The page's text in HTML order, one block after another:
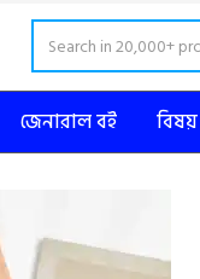
জেনারাল বই বিষয়